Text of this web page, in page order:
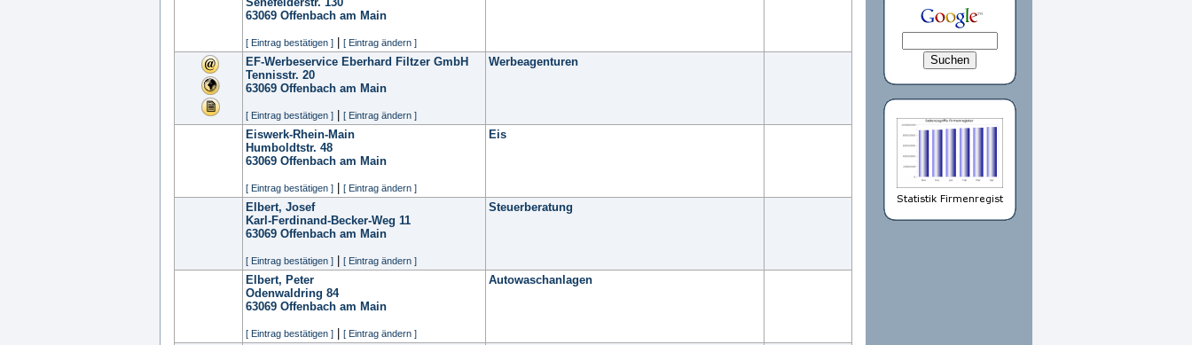
63069 Offenbach am Main
[ Eintrag bestätigen ] [ Eintrag ändern ]
EF-Werbeservice Eberhard Filtzer GmbH
Tennisstr. 20
63069 Offenbach am Main
[ Eintrag bestätigen ] [ Eintrag ändern ]
Werbeagenturen
Eiswerk-Rhein-Main
Humboldtstr. 48
63069 Offenbach am Main
[ Eintrag bestätigen ] [ Eintrag ändern ]
Eis
Elbert, Josef
Karl-Ferdinand-Becker-Weg 11
63069 Offenbach am Main
[ Eintrag bestätigen ] [ Eintrag ändern ]
Steuerberatung
Elbert, Peter
Odenwaldring 84
63069 Offenbach am Main
[ Eintrag bestätigen ] [ Eintrag ändern ]
Autowaschanlagen